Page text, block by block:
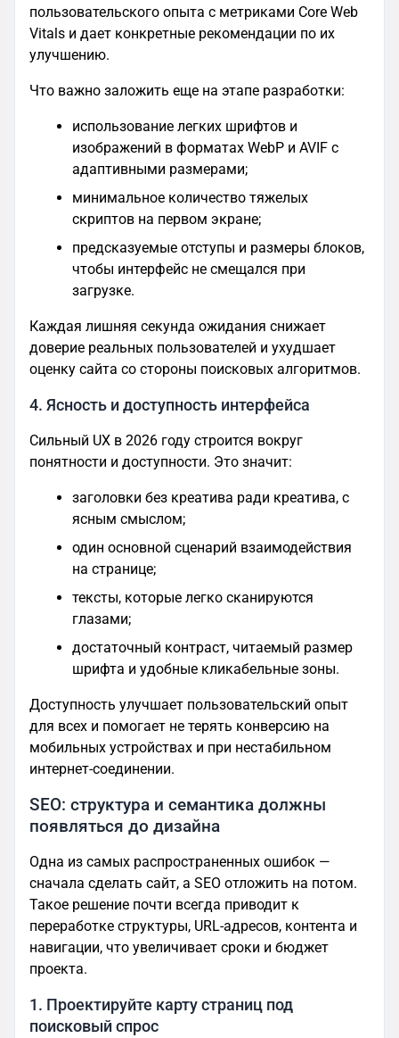
пользовательского опыта с метриками Core Web
Vitals и дает конкретные рекомендации по их
улучшению.
Что важно заложить еще на этапе разработки:
использование легких шрифтов и
изображений в форматах WebP и AVIF с
адаптивными размерами;
минимальное количество тяжелых
скриптов на первом экране;
предсказуемые отступы и размеры блоков,
чтобы интерфейс не смещался при
загрузке.
Каждая лишняя секунда ожидания снижает
доверие реальных пользователей и ухудшает
оценку сайта со стороны поисковых алгоритмов.
4. Ясность и доступность интерфейса
Сильный UX в 2026 году строится вокруг
понятности и доступности. Это значит:
заголовки без креатива ради креатива, с
ясным смыслом;
один основной сценарий взаимодействия
на странице;
тексты, которые легко сканируются
глазами;
достаточный контраст, читаемый размер
шрифта и удобные кликабельные зоны.
Доступность улучшает пользовательский опыт
для всех и помогает не терять конверсию на
мобильных устройствах и при нестабильном
интернет-соединении.
SEO: структура и семантика должны
появляться до дизайна
Одна из самых распространенных ошибок —
сначала сделать сайт, а SEO отложить на потом.
Такое решение почти всегда приводит к
переработке структуры, URL-адресов, контента и
навигации, что увеличивает сроки и бюджет
проекта.
1. Проектируйте карту страниц под
поисковый спрос